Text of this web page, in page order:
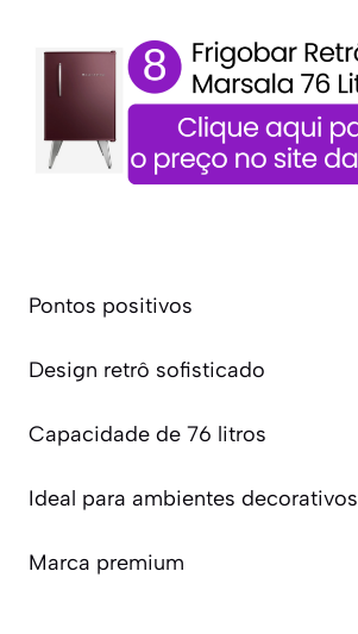
Pontos positivos
Design retrô sofisticado
Capacidade de 76 litros
Ideal para ambientes decorativos
Marca premium